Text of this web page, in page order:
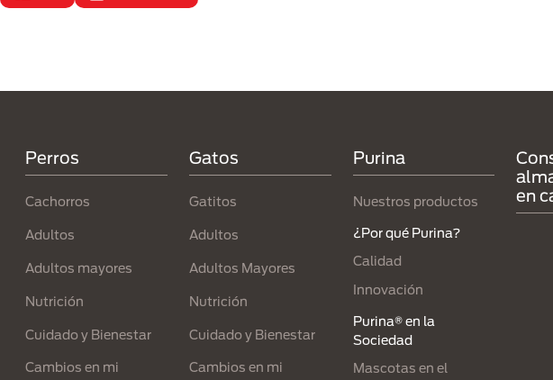
Perros
Cachorros
Adultos
Adultos mayores
Nutrición
Cuidado y Bienestar
Cambios en mi
Gatos
Gatitos
Adultos
Adultos Mayores
Nutrición
Cuidado y Bienestar
Cambios en mi
Purina
Nuestros productos
¿Por qué Purina?
Calidad
Innovación
Purina® en la
Sociedad
Mascotas en el
en